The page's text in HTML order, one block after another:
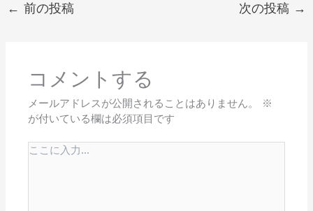
← 前の投稿 次の投稿 →
コメントする
メールアドレスが公開されることはありません。
※
が付いている欄は必須項目です
こ